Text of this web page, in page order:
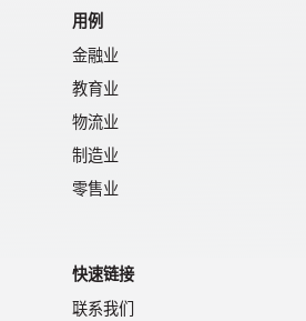
用例
金融业
教育业
物流业
制造业
零售业
快速链接
联系我们